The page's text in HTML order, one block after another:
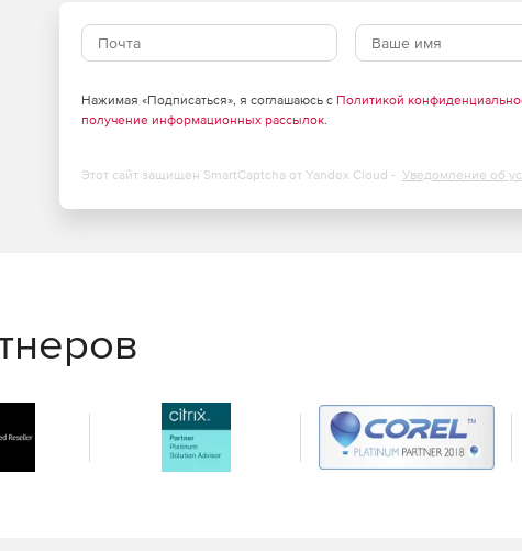
Нажимая «Подписаться», я соглашаюсь с Политикой
получение информационных рассылок.
Этот сайт защищен SmartCaptcha от Yandex Cloud - Уведомление об